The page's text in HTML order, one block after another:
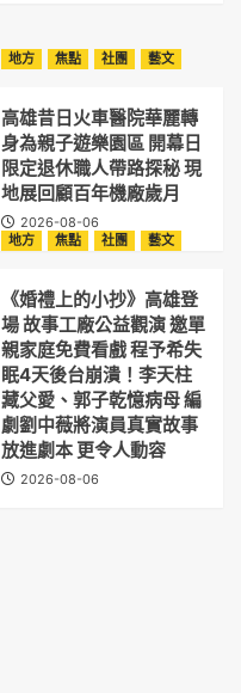
地方 焦點 社團 藝文
高雄昔日火車醫院華麗轉
身為親子遊樂園區 開幕日
限定退休職人帶路探秘 現
地展回顧百年機廠歲月
2026-08-06
地方 焦點 社團 藝文
《婚禮上的小抄》高雄登
場 故事工廠公益觀演 邀單
親家庭免費看戲 程予希失
眠4天後台崩潰！李天柱
藏父愛、郭子乾憶病母 編
劇劉中薇將演員真實故事
放進劇本 更令人動容
2026-08-06